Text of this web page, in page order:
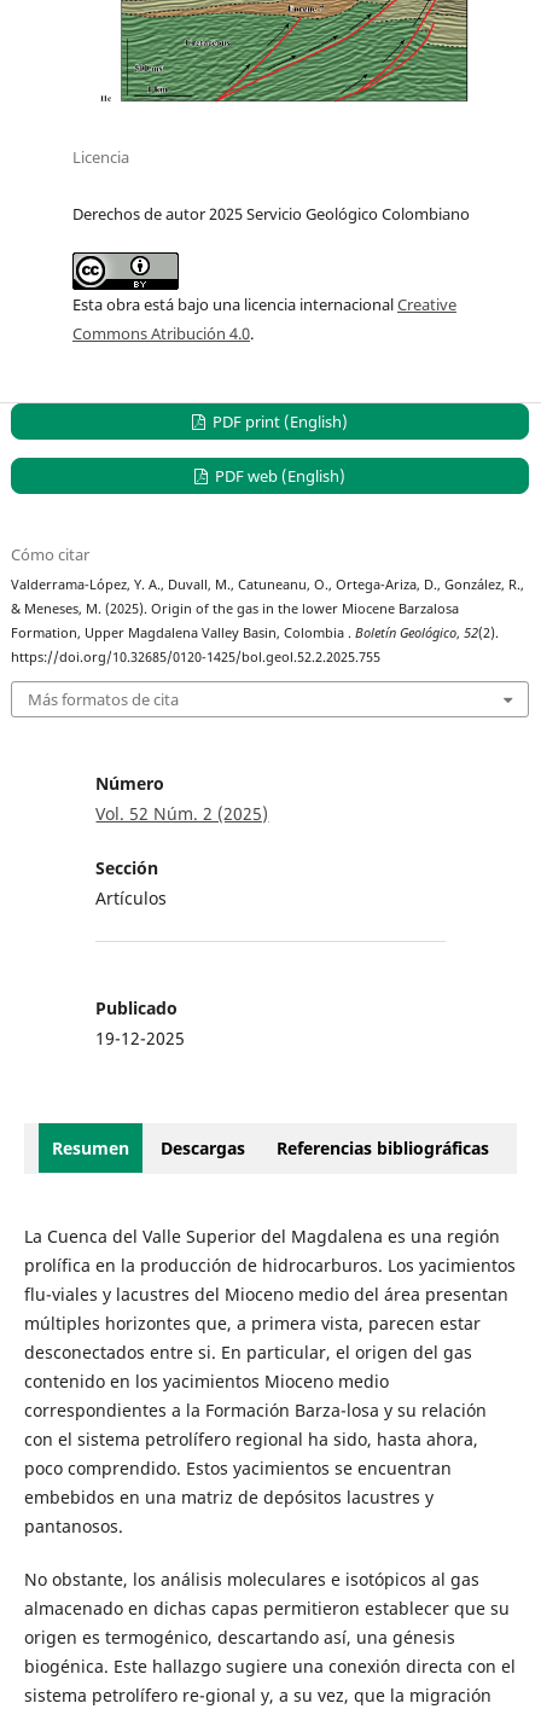
Licencia
Derechos de autor 2025 Servicio Geológico Colombiano
Esta obra está bajo una licencia internacionalCreative
Commons Atribución 4.0.
PDF print (English)
PDF web (English)
Cómo citar
Valderrama-López, Y. A., Duvall, M., Catuneanu, O., Ortega-Ariza, D., González, R.,
& Meneses, M. (2025). Origin of the gas in the lower Miocene Barzalosa
Formation, Upper Magdalena Valley Basin, Colombia .Boletín Geológico,52(2).
https://doi.org/10.32685/0120-1425/bol.geol.52.2.2025.755
Más formatos de cita
Número
Vol. 52 Núm. 2 (2025)
Sección
Artículos
Publicado
19-12-2025
Resumen Descargas Referencias bibliográficas
La Cuenca del Valle Superior del Magdalena es una región
prolífica en la producción de hidrocarburos. Los yacimientos
flu-viales y lacustres del Mioceno medio del área presentan
múltiples horizontes que, a primera vista, parecen estar
desconectados entre si. En particular, el origen del gas
contenido en los yacimientos Mioceno medio
correspondientes a la Formación Barza-losa y su relación
con el sistema petrolífero regional ha sido, hasta ahora,
poco comprendido. Estos yacimientos se encuentran
embebidos en una matriz de depósitos lacustres y
pantanosos.
No obstante, los análisis moleculares e isotópicos al gas
almacenado en dichas capas permitieron establecer que su
origen es termogénico, descartando así, una génesis
biogénica. Este hallazgo sugiere una conexión directa con el
sistema petrolífero re-gional y, a su vez, que la migración